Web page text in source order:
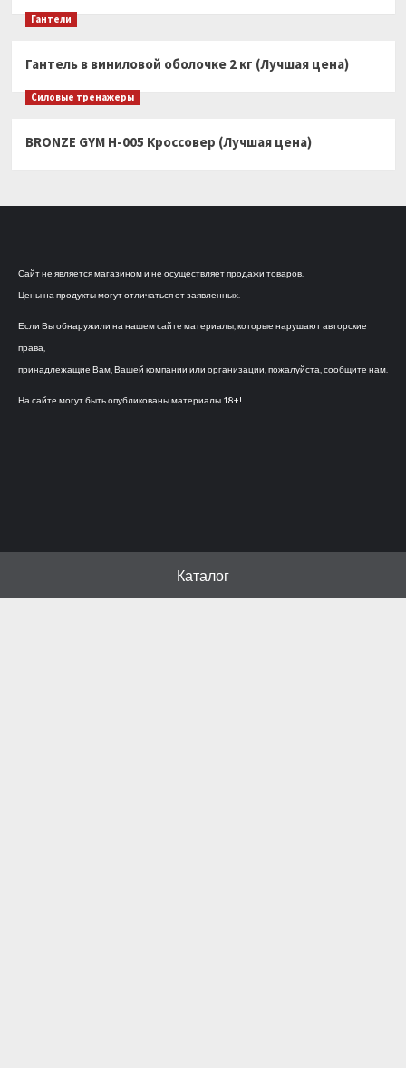
Гантели
Гантель в виниловой оболочке 2 кг (Лучшая цена)
Силовые тренажеры
BRONZE GYM H-005 Кроссовер (Лучшая цена)
Сайт не является магазином и не осуществляет продажи товаров.
Цены на продукты могут отличаться от заявленных.
Если Вы обнаружили на нашем сайте материалы, которые нарушают авторские
права,
принадлежащие Вам, Вашей компании или организации, пожалуйста, сообщите нам.
На сайте могут быть опубликованы материалы 18+!
Каталог